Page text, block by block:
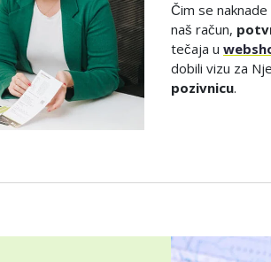
Čim se
naš račun,
tečaja u
dobili vizu za
pozivnicu.